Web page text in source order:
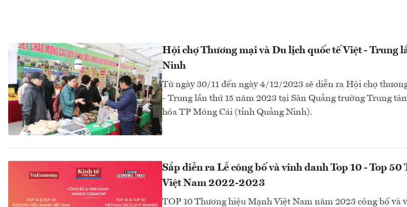
Hội chợ Thương mại và Du lịch quốc tế Việt - Trung
Ninh
Từ ngày 30/11 đến ngày 4/12/2023 sẽ diễn ra Hội chợ
- Trung lần thứ 15 năm 2023 tại Sân Quảng trường Trung
hóa TP Móng Cái (tỉnh Quảng Ninh).
Sắp diễn ra Lễ công bố và vinh danh Top 10 - Top
Việt Nam 2022-2023
TOP 10 Thương hiệu Mạnh Việt Nam năm 2023 công bố và